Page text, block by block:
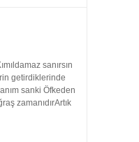
sanırsın
getirdiklerinde
sanki Öfkeden
zamanıdırArtık